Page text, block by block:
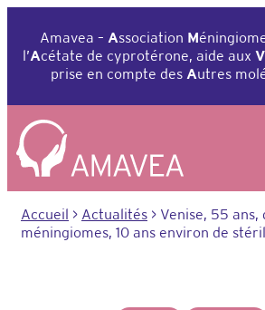
contenu
Amavea – Association M
l’Acétate de cyprotérone, aide aux V
prise en compte des Autres
Accueil > Actualités > Venise, 55 ans,
méningiomes, 10 ans environ de